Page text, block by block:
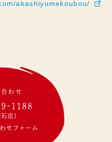
akashiyumekoubou/
わせ
1188
店)
せフォーム